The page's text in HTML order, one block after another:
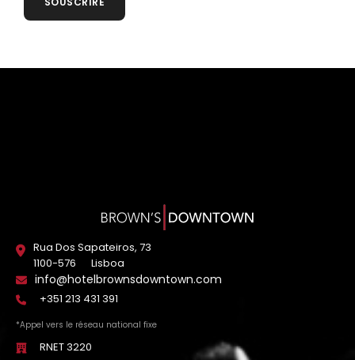
Rua Dos Sapateiros, 73
1100-576
Lisboa
info@hotelbrownsdowntown.com
+351 213 431 391
*Appel vers le réseau national fixe
RNET 3220